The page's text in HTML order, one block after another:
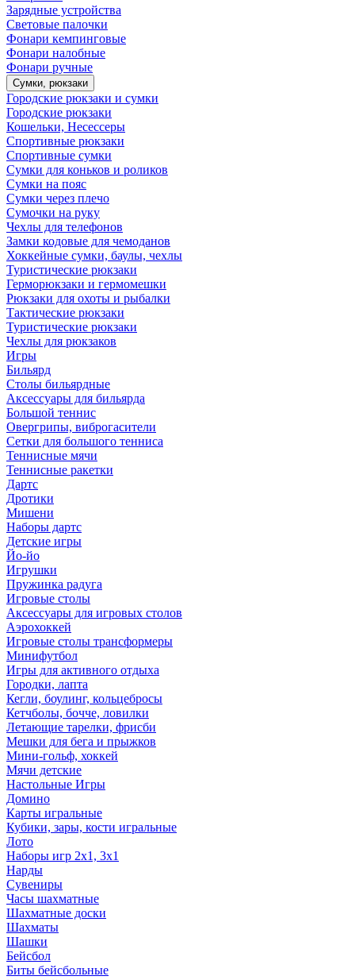
Зарядные устройства
Световые палочки
Фонари кемпинговые
Фонари налобные
Фонари ручные
Сумки, рюкзаки
Городские рюкзаки и сумки
Городские рюкзаки
Кошельки, Несессеры
Спортивные рюкзаки
Спортивные сумки
Сумки для коньков и роликов
Сумки на пояс
Сумки через плечо
Сумочки на руку
Чехлы для телефонов
Замки кодовые для чемоданов
Хоккейные сумки, баулы, чехлы
Туристические рюкзаки
Герморюкзаки и гермомешки
Рюкзаки для охоты и рыбалки
Тактические рюкзаки
Туристические рюкзаки
Чехлы для рюкзаков
Игры
Бильярд
Столы бильярдные
Аксессуары для бильярда
Большой теннис
Овергрипы, виброгасители
Сетки для большого тенниса
Теннисные мячи
Теннисные ракетки
Дартс
Дротики
Мишени
Наборы дартс
Детские игры
Йо-йо
Игрушки
Пружинка радуга
Игровые столы
Аксессуары для игровых столов
Аэрохоккей
Игровые столы трансформеры
Минифутбол
Игры для активного отдыха
Городки, лапта
Кегли, боулинг, кольцебросы
Кетчболы, бочче, ловилки
Летающие тарелки, фрисби
Мешки для бега и прыжков
Мини-гольф, хоккей
Мячи детские
Настольные Игры
Домино
Карты игральные
Кубики, зары, кости игральные
Лото
Наборы игр 2х1, 3х1
Нарды
Сувениры
Часы шахматные
Шахматные доски
Шахматы
Шашки
Бейсбол
Биты бейсбольные